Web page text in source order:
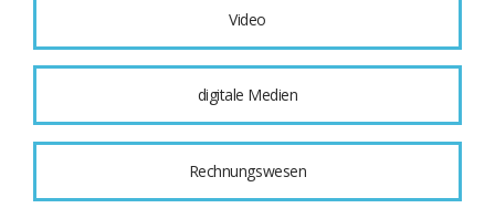
Video
digitale Medien
Rechnungswesen